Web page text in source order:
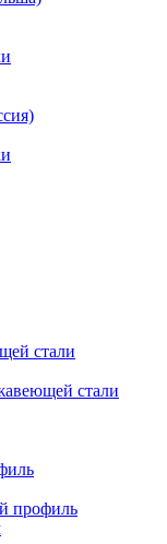
стали
стали
профиль